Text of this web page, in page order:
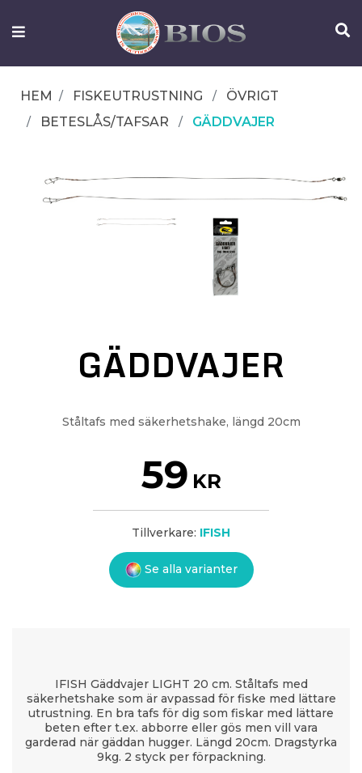
FISKEUTRUSTNING
OM
IFISH
KONTAKTA
OSS
HEM FISKEUTRUSTNING
ÖVRIGT
BETESLÅS/TAFSAR
GÄDDVAJER
GÄDDVAJER
Ståltafs med säkerhetshake, längd 20cm
59 KR
Tillverkare: IFISH
Se alla varianter
IFISH Gäddvajer LIGHT 20 cm. Ståltafs med
säkerhetshake som är avpassad för fiske med lättare
utrustning. En bra tafs för dig som fiskar med lättare
beten efter t.ex. abborre eller gös men vill vara
garderad när gäddan hugger. Längd 20cm. Dragstyrka
9kg. 2 styck per förpackning.